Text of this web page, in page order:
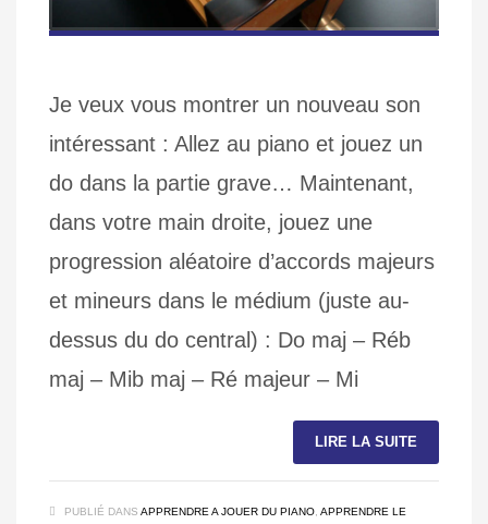
Je veux vous montrer un nouveau son
intéressant : Allez au piano et jouez un
do dans la partie grave… Maintenant,
dans votre main droite, jouez une
progression aléatoire d’accords majeurs
et mineurs dans le médium (juste au-
dessus du do central) : Do maj – Réb
maj – Mib maj – Ré majeur – Mi
LIRE LA SUITE
PUBLIÉ DANS APPRENDRE A JOUER DU PIANO APPRENDRE LE